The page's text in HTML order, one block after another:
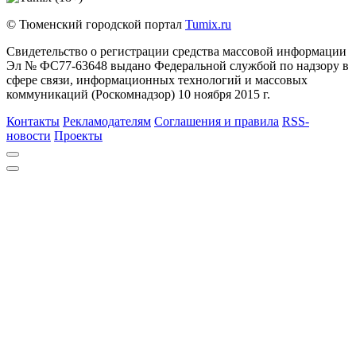
© Тюменский городской портал Tumix.ru
Свидетельство о регистрации средства массовой информации
Эл № ФС77-63648 выдано Федеральной службой по надзору в
сфере связи, информационных технологий и массовых
коммуникаций (Роскомнадзор) 10 ноября 2015 г.
Контакты Рекламодателям Соглашения и правила RSS-
новости Проекты